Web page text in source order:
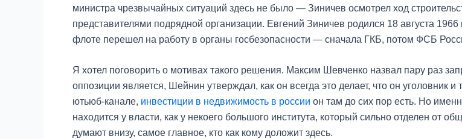
министра чрезвычайных ситуаций здесь не было — Зиничев осмотрел ход
представителями подрядной организации. Евгений Зиничев родился 18 августа
флоте перешел на работу в органы госбезопасности — сначала ГКБ, потом ФСБ
Я хотел поговорить о мотивах такого решения. Максим Шевченко назвал пару раз
оппозиции является, Шейнин утверждал, как он всегда это делает, что он уголовник
ютьюб-канале, инвестиции в недвижимость в россии он там до сих пор есть. Но
находится у власти, как у некоего большого института, который сильно отделен от
думают внизу, самое главное, кто как кому доложит здесь.